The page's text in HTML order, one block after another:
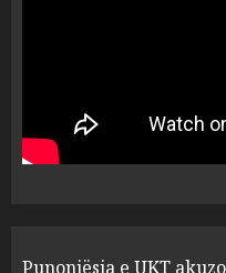
1
Punonjësja e UKT